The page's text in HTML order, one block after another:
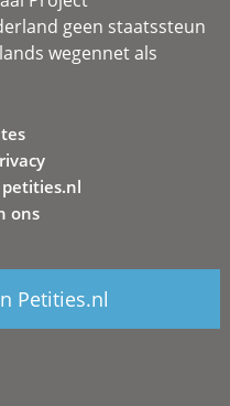
geen staatssteun
wegennet als
ons
Petities.nl